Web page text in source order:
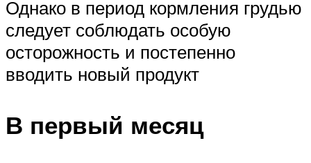
Однако в период кормления грудью
следует соблюдать особую
осторожность и постепенно
вводить новый продукт
В первый месяц